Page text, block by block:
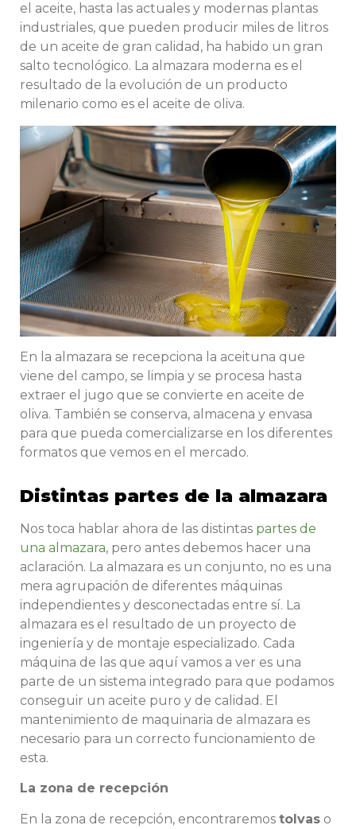
el aceite, hasta las actuales y modernas plantas
industriales, que pueden producir miles de litros
de un aceite de gran calidad, ha habido un gran
salto tecnológico. La almazara moderna es el
resultado de la evolución de un producto
milenario como es el aceite de oliva.
En la almazara se recepciona la aceituna que
viene del campo, se limpia y se procesa hasta
extraer el jugo que se convierte en aceite de
oliva. También se conserva, almacena y envasa
para que pueda comercializarse en los diferentes
formatos que vemos en el mercado.
Distintas partes de la almazara
Nos toca hablar ahora de las distintas partes de
una almazara, pero antes debemos hacer una
aclaración. La almazara es un conjunto, no es una
mera agrupación de diferentes máquinas
independientes y desconectadas entre sí. La
almazara es el resultado de un proyecto de
ingeniería y de montaje especializado. Cada
máquina de las que aquí vamos a ver es una
parte de un sistema integrado para que podamos
conseguir un aceite puro y de calidad. El
mantenimiento de maquinaria de almazara es
necesario para un correcto funcionamiento de
esta.
La zona de recepción
En la zona de recepción, encontraremos tolvas o